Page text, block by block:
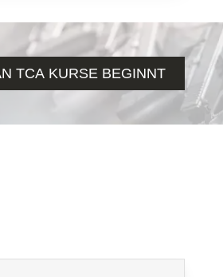
TCA KURSE BEGINNT